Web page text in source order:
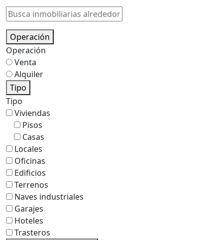
Operación
Operación
Venta
Alquiler
Tipo
Tipo
Viviendas
Pisos
Casas
Locales
Oficinas
Edificios
Terrenos
Naves industriales
Garajes
Hoteles
Trasteros